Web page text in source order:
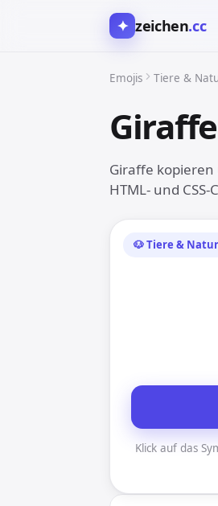
✦ zeichen.cc
Emojis Tiere &
Giraffe
Giraffe kopieren
HTML- und CSS-
🐶 Tiere & Natur
Klick auf das